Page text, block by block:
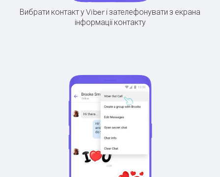
Вибрати контакт у Viber і зателефонувати з екрана
інформації контакту